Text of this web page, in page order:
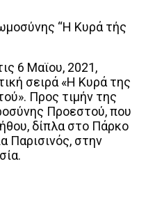
“Η Κυρά τής
6 Μαϊου, 2021,
σειρά «Η Κυρά της
Προς τιμήν της
Προεστού, που
δίπλα στο Πάρκο
Παρισινός, στην